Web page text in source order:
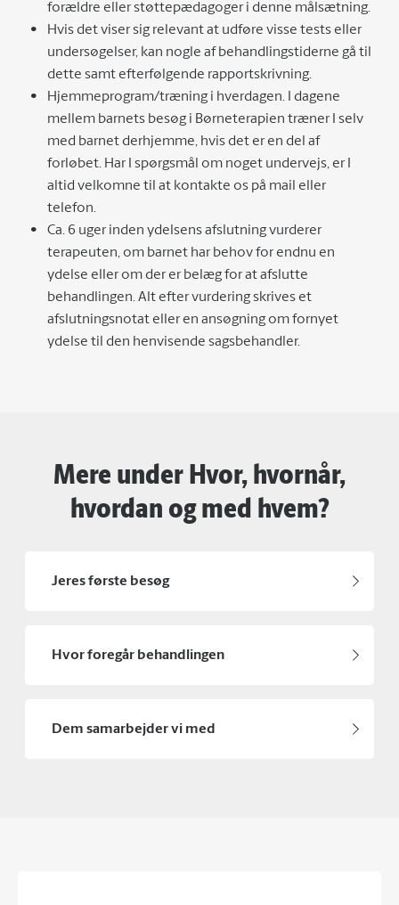
forældre eller støttepædagoger i denne målsætning.
Hvis det viser sig relevant at udføre visse tests eller
undersøgelser, kan nogle af behandlingstiderne gå til
dette samt efterfølgende rapportskrivning.
Hjemmeprogram/træning i hverdagen. I dagene
mellem barnets besøg i Børneterapien træner I selv
med barnet derhjemme, hvis det er en del af
forløbet. Har I spørgsmål om noget undervejs, er I
altid velkomne til at kontakte os på mail eller
telefon.
Ca. 6 uger inden ydelsens afslutning vurderer
terapeuten, om barnet har behov for endnu en
ydelse eller om der er belæg for at afslutte
behandlingen. Alt efter vurdering skrives et
afslutningsnotat eller en ansøgning om fornyet
ydelse til den henvisende sagsbehandler.
Mere under Hvor, hvornår,
hvordan og med hvem?
Jeres første besøg
Hvor foregår behandlingen
Dem samarbejder vi med